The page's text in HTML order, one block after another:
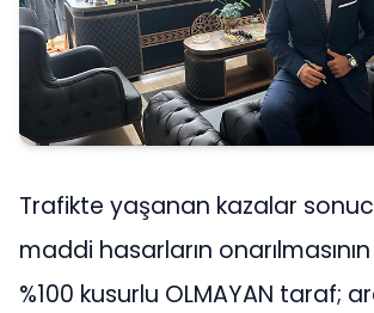
Trafikte yaşanan kazalar
maddi hasarların
%100 kusurlu OLMAYAN taraf;